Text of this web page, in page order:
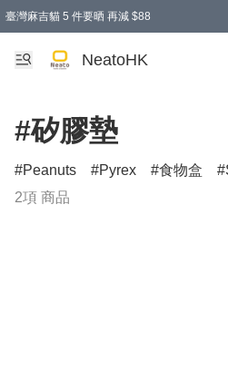
臺灣麻吉貓 5 件要晒 再減 $88
消費即享全單 95 折優惠！
購物滿 HKD 300.00即享免運費優惠！（適用
買麻吉貓廚具套裝免運費
寄送台灣運費滿HKD300 減 HKD50 優惠（不
NeatoHK
#矽膠墊
Peanuts Pyrex 食物盒
2項 商品